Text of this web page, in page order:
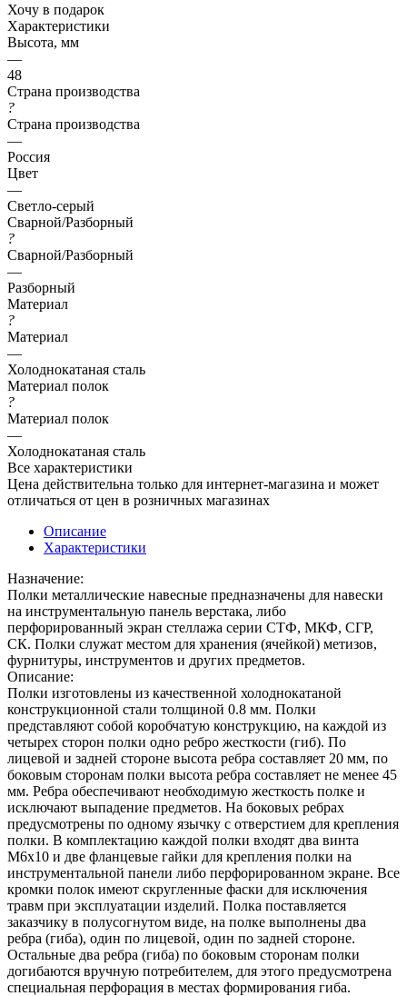
Хочу в подарок
Характеристики
Высота, мм
—
48
Страна производства
?
Страна производства
—
Россия
Цвет
—
Светло-серый
Сварной/Разборный
?
Сварной/Разборный
—
Разборный
Материал
?
Материал
—
Холоднокатаная сталь
Материал полок
?
Материал полок
—
Холоднокатаная сталь
Все характеристики
Цена действительна только для интернет-магазина и может
отличаться от цен в розничных магазинах
Описание
Характеристики
Назначение:
Полки металлические навесные предназначены для навески
на инструментальную панель верстака, либо
перфорированный экран стеллажа серии СТФ, МКФ, СГР,
СК. Полки служат местом для хранения (ячейкой) метизов,
фурнитуры, инструментов и других предметов.
Описание:
Полки изготовлены из качественной холоднокатаной
конструкционной стали толщиной 0.8 мм. Полки
представляют собой коробчатую конструкцию, на каждой из
четырех сторон полки одно ребро жесткости (гиб). По
лицевой и задней стороне высота ребра составляет 20 мм, по
боковым сторонам полки высота ребра составляет не менее 45
мм. Ребра обеспечивают необходимую жесткость полке и
исключают выпадение предметов. На боковых ребрах
предусмотрены по одному язычку с отверстием для крепления
полки. В комплектацию каждой полки входят два винта
М6х10 и две фланцевые гайки для крепления полки на
инструментальной панели либо перфорированном экране. Все
кромки полок имеют скругленные фаски для исключения
травм при эксплуатации изделий. Полка поставляется
заказчику в полусогнутом виде, на полке выполнены два
ребра (гиба), один по лицевой, один по задней стороне.
Остальные два ребра (гиба) по боковым сторонам полки
догибаются вручную потребителем, для этого предусмотрена
специальная перфорация в местах формирования гиба.